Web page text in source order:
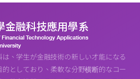
、学生が金融技術の新しい才能になる
としており、柔軟な分野横断的なコー